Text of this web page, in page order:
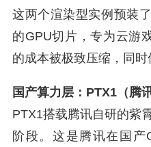
这两个渲染型实例预装
的GPU切片，专为云游
的成本被极致压缩，同时
国产算力层：PTX1（腾
PTX1搭载腾讯自研的紫
阶段。这是腾讯在国